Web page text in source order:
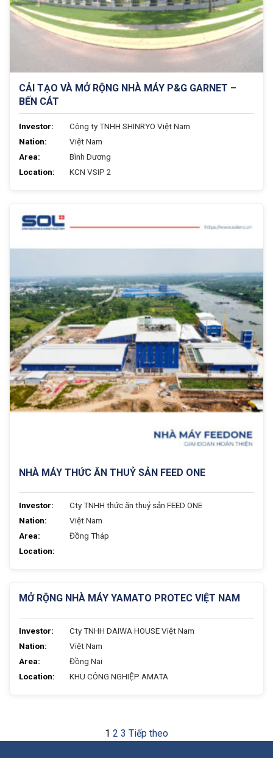
CẢI TẠO VÀ MỞ RỘNG NHÀ MÁY P&G GARNET –
BẾN CÁT
Investor:
Công ty TNHH SHINRYO Việt Nam
Nation:
Việt Nam
Area:
Bình Dương
Location:
KCN VSIP 2
NHÀ MÁY THỨC ĂN THUỶ SẢN FEED ONE
Investor:
Cty TNHH thức ăn thuỷ sản FEED ONE
Nation:
Việt Nam
Area:
Đồng Tháp
Location:
MỞ RỘNG NHÀ MÁY YAMATO PROTEC VIỆT NAM
Investor:
Cty TNHH DAIWA HOUSE Việt Nam
Nation:
Việt Nam
Area:
Đồng Nai
Location:
KHU CÔNG NGHIỆP AMATA
1 2 3 Tiếp theo